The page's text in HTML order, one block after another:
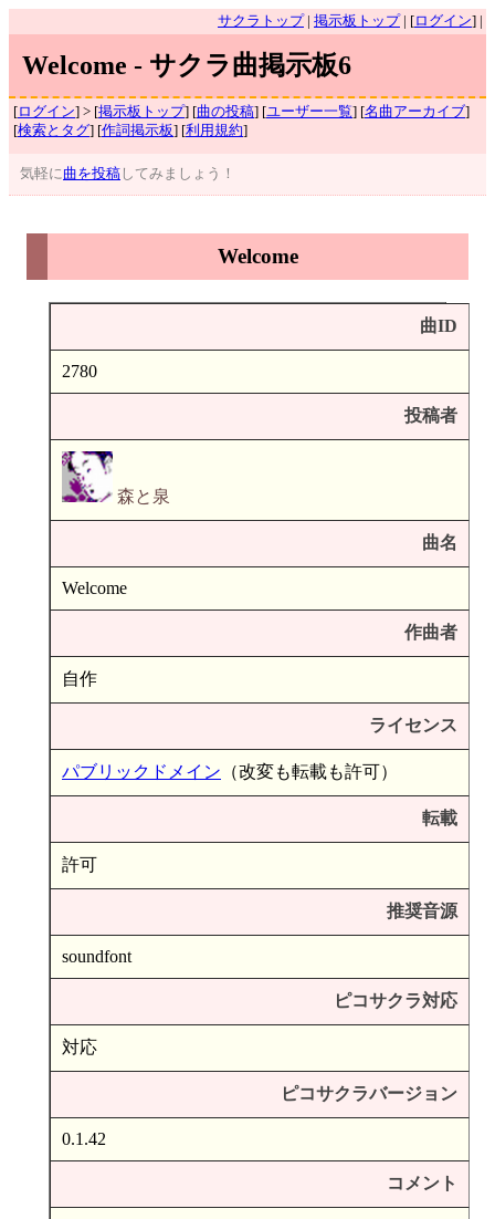
サクラトップ 掲示板トップ | [ログイン] |
Welcome - サクラ曲掲示板6
[ログイン] > [掲示板トップ] [曲の投稿] [ユーザー一覧] [名曲アーカイブ]
[検索とタグ] [作詞掲示板] [利用規約]
気軽に曲を投稿 してみましょう！
Welcome
曲ID
2780
投稿者
森と泉
曲名
Welcome
作曲者
自作
ライセンス
パブリックドメイン （改変も転載も許可）
転載
許可
推奨音源
soundfont
ピコサクラ対応
対応
ピコサクラバージョン
0.1.42
コメント